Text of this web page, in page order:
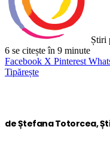
Știri
6 se citește în 9 minute
Facebook X Pinterest
Tipărește
de Ștefana Totorcea,